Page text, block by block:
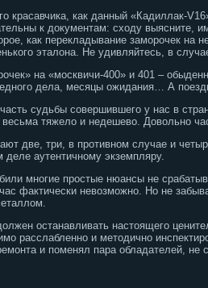
красавчика, как данный «Кадиллак-
к документам: сходу выясните,
как перекладывание заморочек на
эталона. Не удивляйтесь, в
на «москвичи-400» и 401 –
дела, месяцы ожидания… А
судьбы совершившего у нас в
тяжело и недешево. Довольно
две, три, в противном случае и
аутентичному экземпляру.
многие простые нюансы не
фактически невозможно. Но не
останавливать настоящего
расслабленно и методично
и поменял пара обладателей,